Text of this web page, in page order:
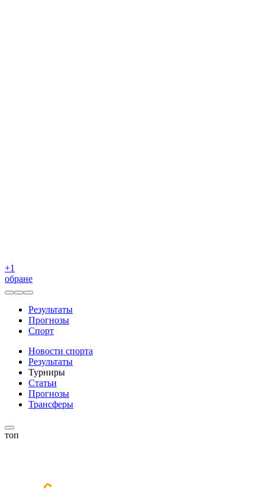
+1
обране
Результаты
Прогнозы
Спорт
Новости спорта
Результаты
Турниры
Статьи
Прогнозы
Трансферы
топ